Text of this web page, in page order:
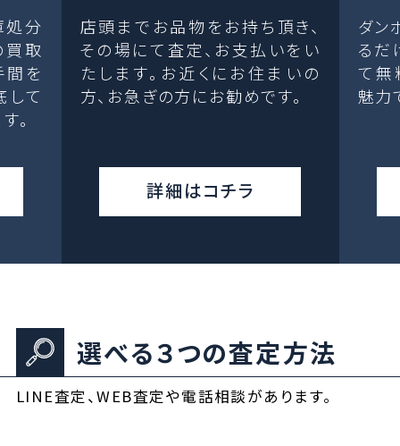
処分
取
間を
して
。
店頭までお品物をお持ち頂き、
その場にて査定、お支払いをい
たします。お近くにお住まいの
方、お急ぎの方にお勧めです。
詳細はコチラ
ダン
るだ
て無
魅力
選べる３つの査定方法
LINE査定、WEB査定や電話相談があります。